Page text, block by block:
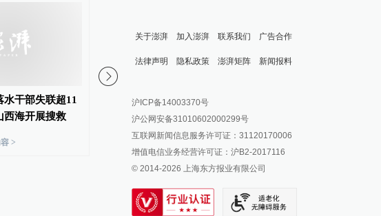
干部失联超11
西海开展搜救
>
14项黄河流域工业服务业用水定
额强制性国家标准8月起实施
范
关于澎湃 加入澎湃 联系我们 广告合作
法律声明 隐私政策 澎湃矩阵
澎湃新闻公众号
澎湃新闻抖音号
派生万物开放平台
IP SHANGHAI
SIXTH TONE
新闻报料
报料邮箱: news@thepaper.cn
沪ICP备14003370号
沪公网安备31010602000299号
互联网新闻信息服务许可证：31120170006
增值电信业务经营许可证：沪B2-2017116
© 2014-2026 上海东方报业有限公司